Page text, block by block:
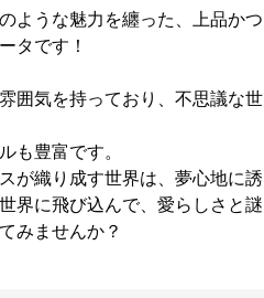
ような魅力を纏った、上品かつ
タです！
囲気を持っており、不思議な世
も豊富です。
が織り成す世界は、夢心地に誘
界に飛び込んで、愛らしさと謎
みませんか？